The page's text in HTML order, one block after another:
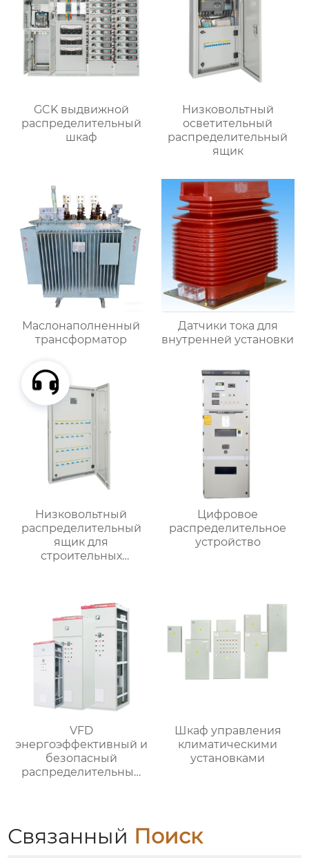
GCK выдвижной
распределительный
шкаф
Низковольтный
осветительный
распределительный
ящик
Маслонаполненный
трансформатор
Датчики тока для
внутренней установки
Низковольтный
распределительный
ящик для
строительных
Цифровое
распределительное
устройство
VFD
энергоэффективный и
безопасный
распределительный
Шкаф управления
климатическими
установками
Связанный Поиск